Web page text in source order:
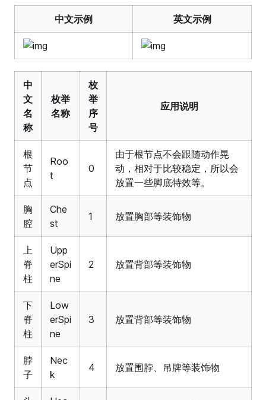
中文示例 英文示例
中
文
名
称
枚举
名称
枚
举
序
号
应用说明
根
节
点
Roo
t
0
由于根节点不会跟随动作晃
动，相对于比较稳定，所以会
放置一些脚底特效等。
胸
腔
Che
st
1 放置胸部等装饰物
上
脊
柱
Upp
erSpi
ne
2 放置背部等装饰物
下
脊
柱
Low
erSpi
ne
3 放置背部等装饰物
脖
子
Nec
k
4 放置围脖、吊牌等装饰物